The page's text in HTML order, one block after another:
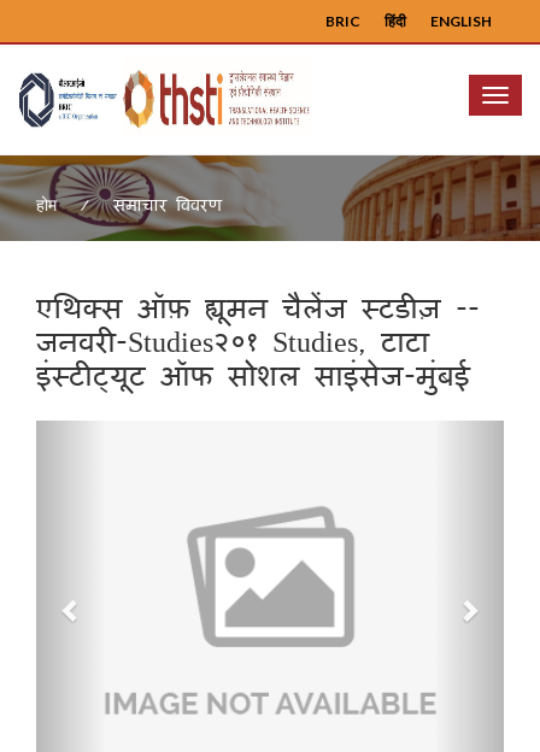
ENGLISH
हिंदी
BRIC
Menu
होम समाचार विवरण
एथिक्स ऑफ़ ह्यूमन चैलेंज स्टडीज़ --
जनवरी-Studies२०१ Studies, टाटा
इंस्टीट्यूट ऑफ सोशल साइंसेज-मुंबई